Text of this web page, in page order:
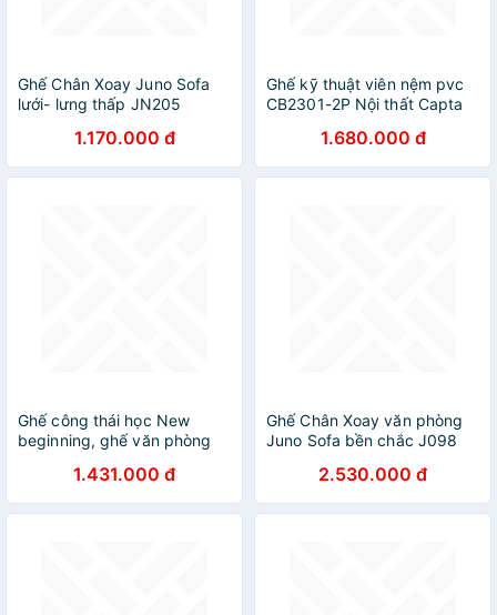
Ghế Chân Xoay Juno Sofa
lưới- lưng thấp JN205
1.170.000 đ
Ghế kỹ thuật viên nệm pvc
CB2301-2P Nội thất Capta
chân thép xoay tĩnh điện tại
HCM
1.680.000 đ
Ghế công thái học New
beginning, ghế văn phòng
có tựa đầu NB819
1.431.000 đ
Ghế Chân Xoay văn phòng
Juno Sofa bền chắc J098
2.530.000 đ